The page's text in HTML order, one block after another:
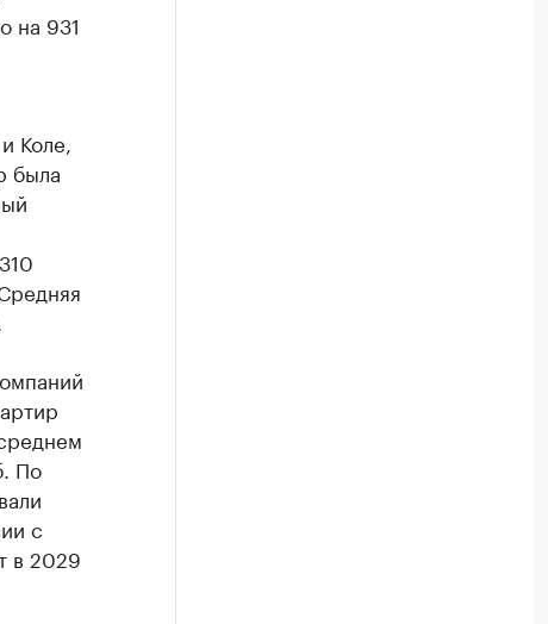
на 931
Коле,
была
По
с
в 2029